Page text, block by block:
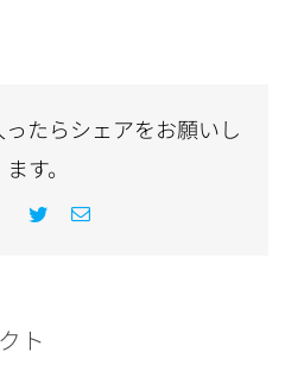
たらシェアをお願いし
ます。
Facebook
Twitter電
ト